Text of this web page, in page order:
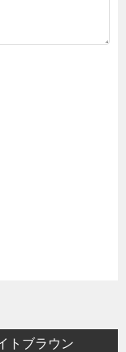
ブラウン